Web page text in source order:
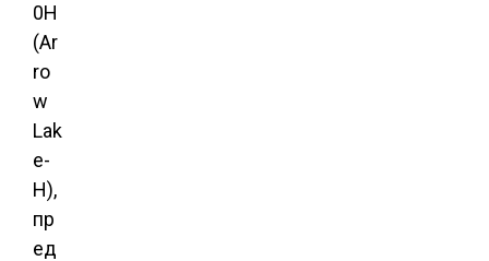
0H
(Ar
ro
w
Lak
e-
H),
пр
ед